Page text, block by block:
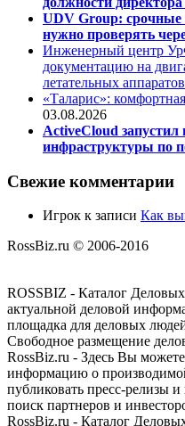
UDV Group: срочные
нужно проверять
Инженерный центр
документацию на
летательных аппаратов
«Таларис»:
03.08.2026
ActiveCloud
инфраструктуры по
Свежие комментарии
Игрок к записи Как
RossBiz.ru © 2006-2016
ROSSBIZ - Каталог
актуальной деловой
площадка для деловых
Свободное размещение
RossBiz.ru - Здесь Вы
информацию о
публиковать пресс-релизы
поиск партнеров и
RossBiz.ru - Каталог